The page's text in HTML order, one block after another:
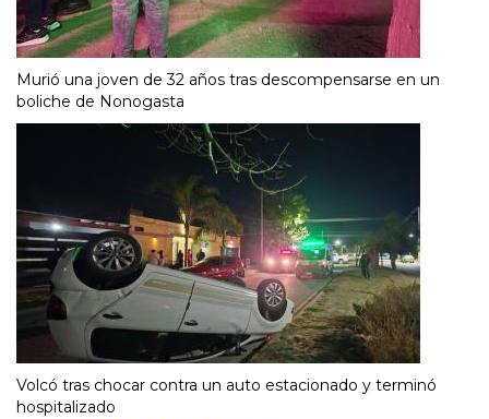
Murió una joven de 32 años tras descompensarse en un
boliche de Nonogasta
Volcó tras chocar contra un auto estacionado y terminó
hospitalizado